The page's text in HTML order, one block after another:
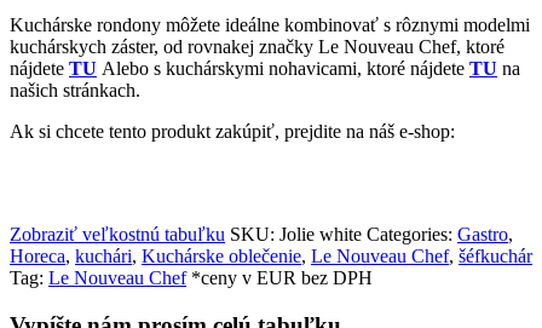
Kuchárske rondony môžete ideálne kombinovať s rôznymi modelmi
kuchárskych záster, od rovnakej značky Le Nouveau Chef, ktoré
nájdete TU Alebo s kuchárskymi nohavicami, ktoré nájdete TU na
našich stránkach.
Ak si chcete tento produkt zakúpiť, prejdite na náš e-shop:
Zobraziť veľkostnú tabuľku SKU: Jolie white Categories: Gastro,
Horeca, kuchári, Kuchárske oblečenie, Le Nouveau Chef, šéfkuchár
Tag: Le Nouveau Chef*ceny v EUR bez DPH